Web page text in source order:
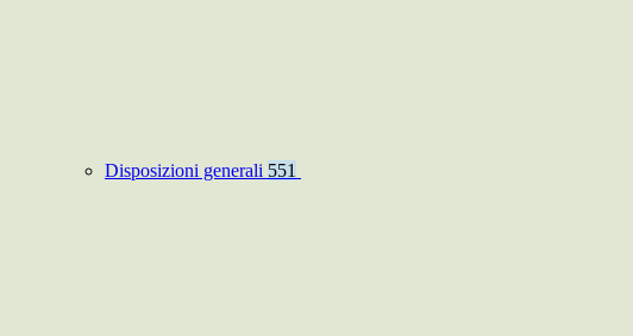
Disposizioni generali 551